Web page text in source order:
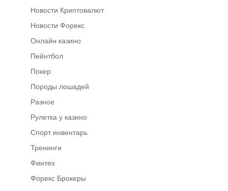
Новости Криптовалют
Новости Форекс
Онлайн казино
Пейнтбол
Покер
Породы лошадей
Разное
Рулетка у казино
Спорт инвентарь
Тренинги
Финтех
Форекс Брокеры